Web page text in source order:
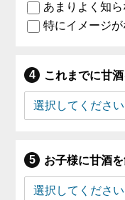
あまりよく知ら
特にイメージが
これまでに甘
お子様に甘酒